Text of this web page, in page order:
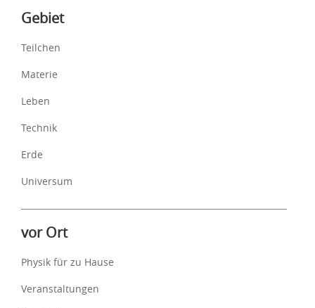
Inhalte
Gebiet
Teilchen
Materie
Leben
Technik
Erde
Universum
vor Ort
Physik für zu Hause
Veranstaltungen